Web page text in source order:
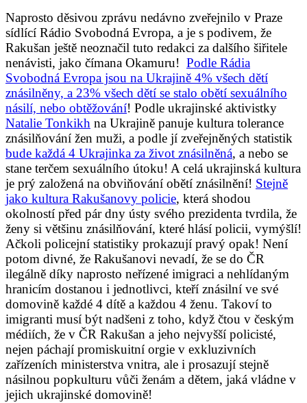
Naprosto děsivou zprávu nedávno zveřejnilo v Praze
sídlící Rádio Svobodná Evropa, a je s podivem, že
Rakušan ještě neoznačil tuto redakci za dalšího šiřitele
nenávisti, jako čímana Okamuru! Podle Rádia
Svobodná Evropa jsou na Ukrajině 4% všech dětí
znásilněny, a 23% všech dětí se stalo obětí sexuálního
násilí, nebo obtěžování! Podle ukrajinské aktivistky
Natalie Tonkikh na Ukrajině panuje kultura tolerance
znásilňování žen muži, a podle jí zveřejněných statistik
bude každá 4 Ukrajinka za život znásilněná, a nebo se
stane terčem sexuálního útoku! A celá ukrajinská kultura
je prý založená na obviňování obětí znásilnění! Stejně
jako kultura Rakušanovy policie, která shodou
okolností před pár dny ústy svého prezidenta tvrdila, že
ženy si většinu znásilňování, které hlásí policii, vymýšlí!
Ačkoli policejní statistiky prokazují pravý opak! Není
potom divné, že Rakušanovi nevadí, že se do ČR
ilegálně díky naprosto neřízené imigraci a nehlídaným
hranicím dostanou i jednotlivci, kteří znásilní ve své
domovině každé 4 dítě a každou 4 ženu. Takoví to
imigranti musí být nadšeni z toho, když čtou v českým
médiích, že v ČR Rakušan a jeho nejvyšší policisté,
nejen páchají promiskuitní orgie v exkluzivních
zařízeních ministerstva vnitra, ale i prosazují stejně
násilnou popkulturu vůči ženám a dětem, jaká vládne v
jejich ukrajinské domovině!